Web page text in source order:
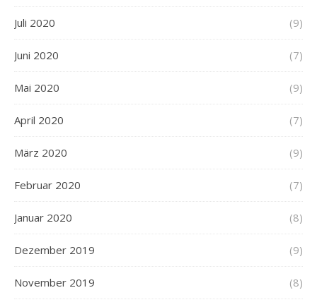
Juli 2020 (9)
Juni 2020 (7)
Mai 2020 (9)
April 2020 (7)
März 2020 (9)
Februar 2020 (7)
Januar 2020 (8)
Dezember 2019 (9)
November 2019 (8)